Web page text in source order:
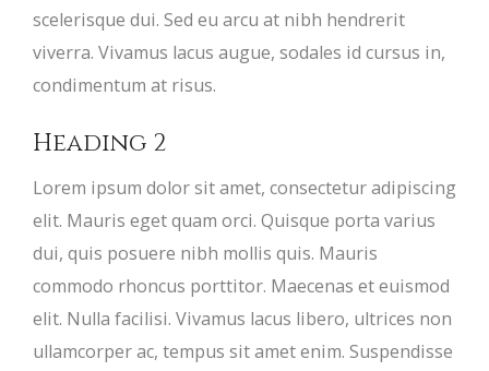
scelerisque dui. Sed eu arcu at nibh hendrerit
viverra. Vivamus lacus augue, sodales id cursus in,
condimentum at risus.
Heading 2
Lorem ipsum dolor sit amet, consectetur adipiscing
elit. Mauris eget quam orci. Quisque porta varius
dui, quis posuere nibh mollis quis. Mauris
commodo rhoncus porttitor. Maecenas et euismod
elit. Nulla facilisi. Vivamus lacus libero, ultrices non
ullamcorper ac, tempus sit amet enim. Suspendisse